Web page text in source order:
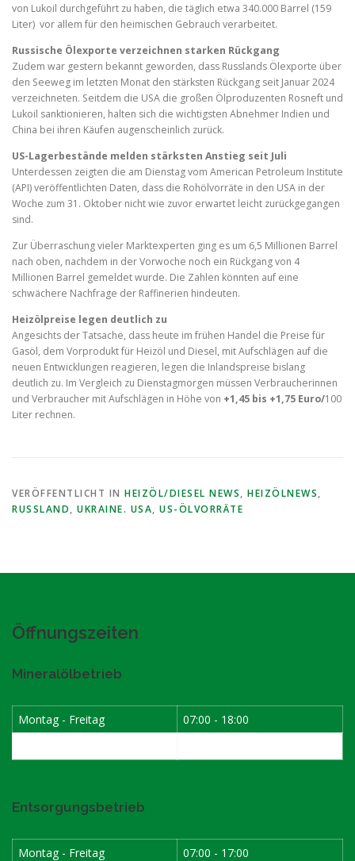
von Lukoil durchgeführt zu haben, die täglich etwa 340.000 Barrel (159
Liter) vor allem für den heimischen Gebrauch verarbeitet.
Russische Ölexporte verzeichnen starken Rückgang
Zudem war gestern bekannt geworden, dass Russlands Ölexporte über
den Seeweg im letzten Monat den stärksten Rückgang seit Januar 2024
verzeichneten. Seitdem die USA die großen Ölproduzenten Rosneft und
Lukoil sanktionieren, halten sich die wichtigsten Abnehmer Indien und
China bei ihren Käufen augenscheinlich zurück.
US-Lagerbestände melden stärksten Anstieg seit Juli
Unterdessen zeigten die am Dienstag vom American Petroleum Institute
(API) veröffentlichten Daten, dass die Rohölvorräte in den USA in der
Woche zum 31. Oktober nicht wie zuvor erwartet leicht zurückgegangen
sind.
Zur Überraschung vieler Marktexperten ging es um 6,5 Millionen Barrel
nach oben, nachdem in der Vorwoche noch ein Rückgang von 4
Millionen Barrel gemeldet wurde. Die Zahlen könnten auf eine
schwächere Nachfrage der Raffinerien hindeuten.
Heizölpreise legen deutlich zu
Angesichts der Tatsache, dass heute im frühen Handel die Preise für
Gasöl, dem Vorprodukt für Heizöl und Diesel, mit Aufschlägen auf die
neuen Entwicklungen reagieren, legen die Inlandspreise bislang
deutlich zu. Im Vergleich zu Dienstagmorgen müssen Verbraucherinnen
und Verbraucher mit Aufschlägen in Höhe von +1,45 bis +1,75 Euro/100
Liter rechnen.
VERÖFFENTLICHT IN HEIZÖL/DIESEL NEWS, HEIZÖLNEWS,
RUSSLAND, UKRAINE. USA, US-ÖLVORRÄTE
Öffnungszeiten
Mineralölbetrieb
Montag - Freitag
07:00 - 18:00
Entsorgungsbetrieb
Montag - Freitag
07:00 - 17:00